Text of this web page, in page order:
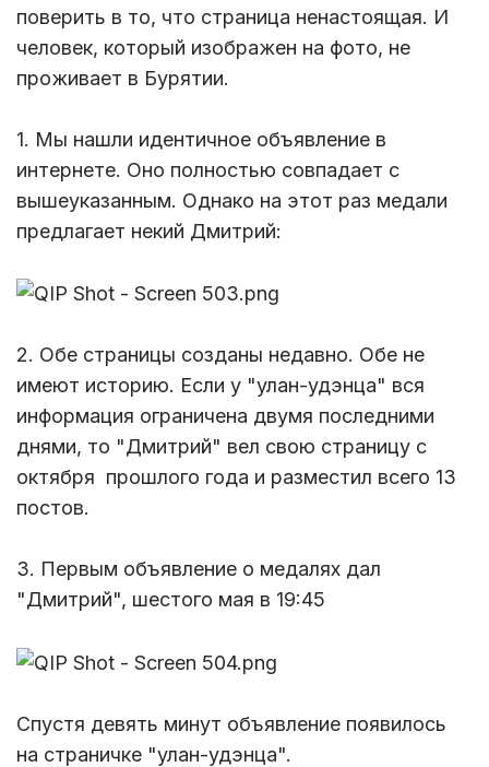
поверить в то, что страница ненастоящая. И
человек, который изображен на фото, не
проживает в Бурятии.
1. Мы нашли идентичное объявление в
интернете. Оно полностью совпадает с
вышеуказанным. Однако на этот раз медали
предлагает некий Дмитрий:
2. Обе страницы созданы недавно. Обе не
имеют историю. Если у "улан-удэнца" вся
информация ограничена двумя последними
днями, то "Дмитрий" вел свою страницу с
октября прошлого года и разместил всего 13
постов.
3. Первым объявление о медалях дал
"Дмитрий", шестого мая в 19:45
Спустя девять минут объявление появилось
на страничке "улан-удэнца".